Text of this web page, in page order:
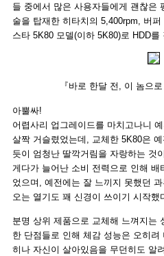
들 중에서 많은 사용자들에게 괜찮은
술을 탑재한 히타치의 5,400rpm, 버
스타 5K80 모델(이하 5K80)로 HDD를
『바로 한달 전, 이 놈으
아뿔싸!
어렵사리 업그레이드를 마치고나니
살짝 거슬렸었는데, 교체한 5K80은
듯이 엄청난 딸깍거림을 자랑하는 것
게다가 늘어난 소비 전력으로 인해 배
었으며, 예전에는 잘 느끼지 못했던
오는 열기도 꽤 신경이 쓰이기 시작했
분명 상위 제품으로 교체해 느껴지는
한 단점들로 인해 체감 성능은 오히
히나 자신이 살아있음을 무던히도 알